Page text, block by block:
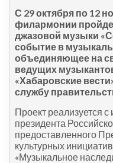
С 29 октября по 12
филармонии
джазовой музыки
событие в
объединяющее на
ведущих
«Хабаровские
службу
Проект реализуется
президента
предоставленного
культурных
«Музыкальное